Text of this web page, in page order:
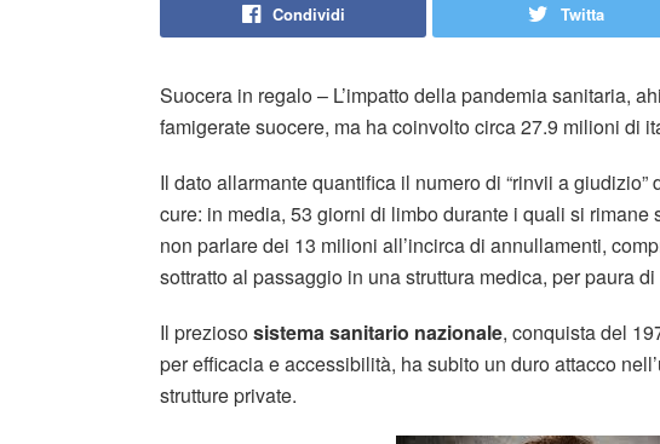
Condividi Twitta
Suocera in regalo – L’impatto della pandemia sanitaria,
famigerate suocere, ma ha coinvolto circa 27.9 milioni di
Il dato allarmante quantifica il numero di “rinvii a
cure: in media, 53 giorni di limbo durante i quali si
non parlare dei 13 milioni all’incirca di annullamenti,
sottratto al passaggio in una struttura medica, per paura
Il preziososistema sanitario nazionale, conquista del
per efficacia e accessibilità, ha subito un duro attacco
strutture private.